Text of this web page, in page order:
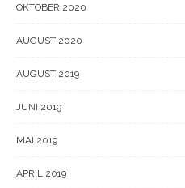
OKTOBER 2020
AUGUST 2020
AUGUST 2019
JUNI 2019
MAI 2019
APRIL 2019